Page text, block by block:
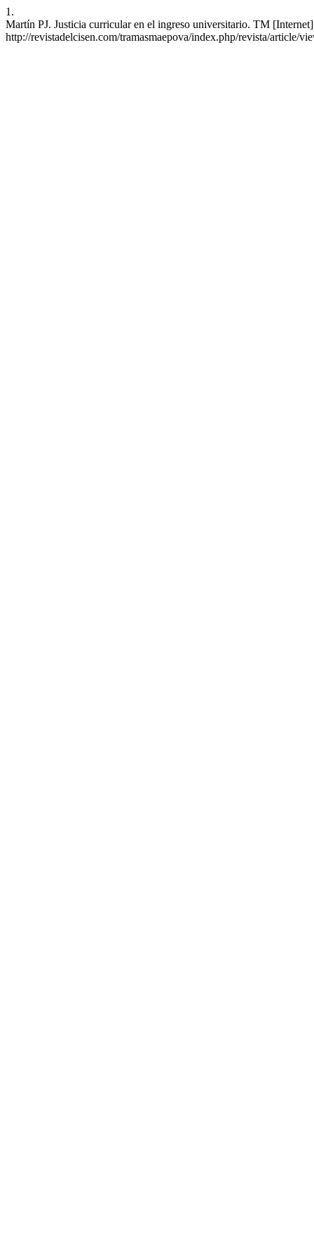
1.
Martín PJ. Justicia curricular en el ingreso universitario. TM
http://revistadelcisen.com/tramasmaepova/index.php/revista/article/